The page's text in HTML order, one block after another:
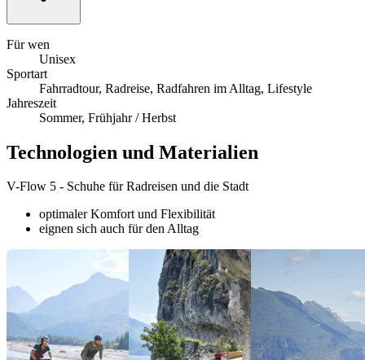
Für wen
Unisex
Sportart
Fahrradtour, Radreise, Radfahren im Alltag, Lifestyle
Jahreszeit
Sommer, Frühjahr / Herbst
Technologien und Materialien
V-Flow 5 - Schuhe für Radreisen und die Stadt
optimaler Komfort und Flexibilität
eignen sich auch für den Alltag